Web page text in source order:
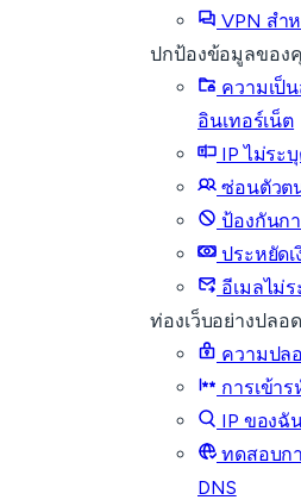
VPN สำ
ปกป้องข้อมูลของ
ความเป็
อินเทอร์เน็ต
IP ไม่ระ
ซ่อนตัวต
ป้องกันก
ประหยัดเ
อีเมลไม่
ท่องเว็บอย่างปลอ
ความปล
การเข้า
IP ของฉั
ทดสอบก
DNS